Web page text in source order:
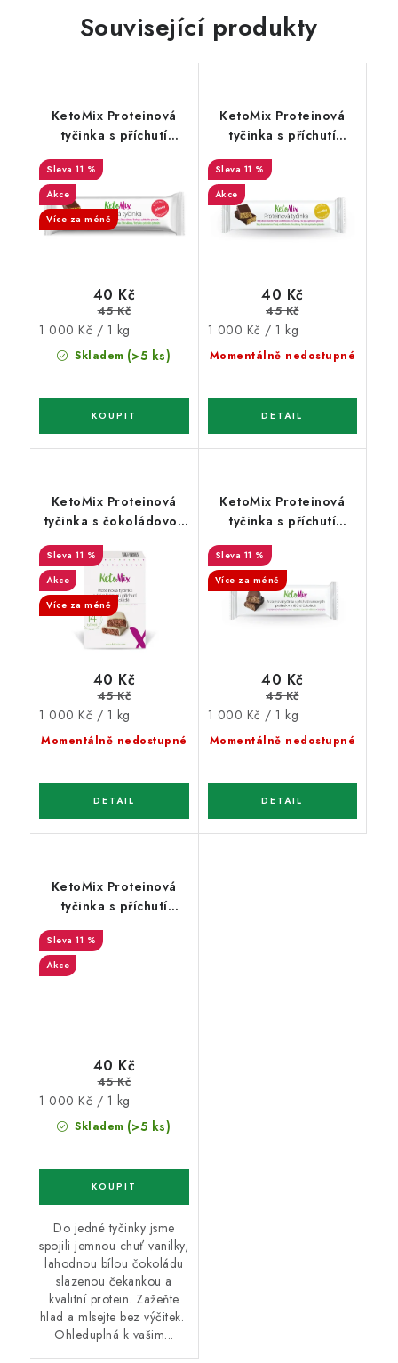
Související produkty
KetoMix Proteinová
tyčinka s příchutí
jahody 40 g
11 %
Akce
Více za méně
Skladem (>5 ks)
40 Kč
45 Kč
Měrná
cena:
1 000 Kč / 1 kg
KetoMix Proteinová
tyčinka s příchutí
vanilky 40 g
11 %
Akce
Momentálně nedostupné
40 Kč
45 Kč
Měrná
cena:
1 000 Kč / 1 kg
KetoMix Proteinová
tyčinka s čokoládovou
čokoládě 40 g
11 %
Akce
Více za méně
Momentálně nedostupné
40 Kč
45 Kč
Měrná
cena:
1 000 Kč / 1 kg
KetoMix Proteinová
tyčinka s příchutí
mléčné čokoládě 40 g
11 %
Více za méně
Momentálně nedostupné
40 Kč
45 Kč
Měrná
cena:
1 000 Kč / 1 kg
KetoMix Proteinová
tyčinka s příchutí
vanilky v bílé čokoládě
40 g
11 %
Akce
Skladem (>5 ks)
40 Kč
45 Kč
Měrná
cena:
1 000 Kč / 1 kg
Do jedné tyčinky jsme
spojili jemnou chuť vanilky,
lahodnou bílou čokoládu
slazenou čekankou a
kvalitní protein. Zažeňte
hlad a mlsejte bez výčitek.
Ohleduplná k vašim...